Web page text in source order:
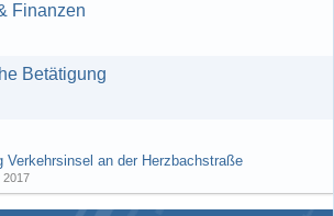
Finanzen
Betätigung
Verkehrsinsel an der Herzbachstraße
2017